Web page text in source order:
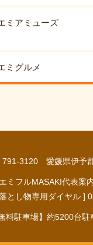
ミアミューズ
ミグルメ
791-3120 愛媛県伊予
ミフルMASAKI代表案
とし物専用ダイヤル ]
無料駐車場】約5200台駐